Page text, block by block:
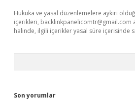
Hukuka ve yasal düzenlemelere aykırı
içerikleri, backlinkpanelicomtr@gmail.com
halinde, ilgili içerikler yasal süre içerisinde
Son yorumlar